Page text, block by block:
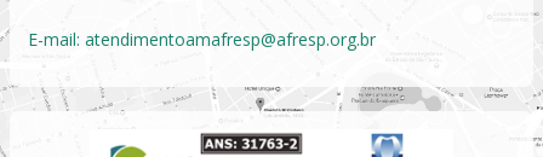
E-mail: atendimentoamafresp@afresp.org.br